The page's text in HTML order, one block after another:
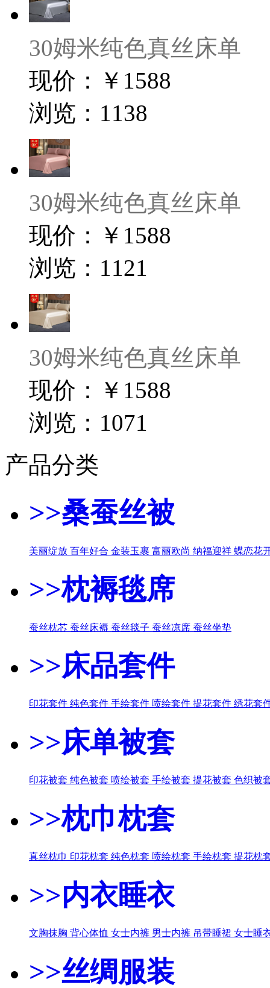
30姆米纯色真丝床单
现价：￥1588
浏览：1138
30姆米纯色真丝床单
现价：￥1588
浏览：1121
30姆米纯色真丝床单
现价：￥1588
浏览：1071
产品分类
>>桑蚕丝被
美丽绽放 百年好合 金装玉裹 富丽欧尚 纳福迎祥 蝶恋花
>>枕褥毯席
蚕丝枕芯 蚕丝床褥 蚕丝毯子 蚕丝凉席 蚕丝坐垫
>>床品套件
印花套件 纯色套件 手绘套件 喷绘套件 提花套件 绣花套
>>床单被套
印花被套 纯色被套 喷绘被套 手绘被套 提花被套 色织被
>>枕巾枕套
真丝枕巾 印花枕套 纯色枕套 喷绘枕套 手绘枕套 提花枕
>>内衣睡衣
文胸抹胸 背心体恤 女士内裤 男士内裤 吊带睡裙 女士睡
>>丝绸服装